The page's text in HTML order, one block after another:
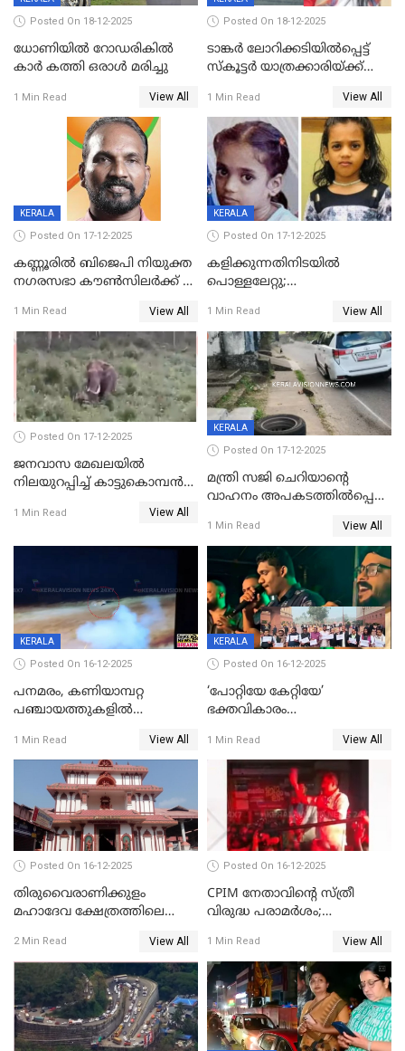
Posted On 18-12-2025
ധോണിയിൽ റോഡരികിൽ
കാർ കത്തി ഒരാൾ മരിച്ചു
1 Min Read View All
Posted On 18-12-2025
ടാങ്കർ ലോറിക്കടിയിൽപ്പെട്ട്
സ്കൂട്ടർ യാത്രക്കാരിയ്ക്ക്
കണ്ടോത്ത് ദേശീയ പാതയിൽ
1 Min Read View All
KERALA
Posted On 17-12-2025
കണ്ണൂരിൽ ബിജെപി നിയുക്ത
നഗരസഭാ കൗൺസിലർക്ക് 36
1 Min Read View All
KERALA
Posted On 17-12-2025
കളിക്കുന്നതിനിടയിൽ
പൊള്ളലേറ്റു;
ക്ലാസ് വിദ്യാർത്ഥിനി മരിച്ചു
1 Min Read View All
Posted On 17-12-2025
ജനവാസ മേഖലയില്‍
നിലയുറപ്പിച്ച് കാട്ടുകൊമ്പന്‍
1 Min Read View All
KERALA
Posted On 17-12-2025
മന്ത്രി സജി ചെറിയാന്റെ
വാഹനം അപകടത്തിൽപ്പെട്ടു;
രക്ഷപ്പെട്ടത് തലനാരിടയ്ക്ക്
1 Min Read View All
KERALA
Posted On 16-12-2025
പനമരം, കണിയാമ്പറ്റ
പഞ്ചായത്തുകളിൽ
സ്ഥാപനങ്ങൾക്ക് അവധി
1 Min Read View All
KERALA
Posted On 16-12-2025
‘പോറ്റിയേ കേറ്റിയേ’
ഭക്തവികാരം
ഡിജിപിക്ക് പരാതി; ശക്തമായ
നടപടി വേണമെന്നു
സിപിഐഎമ്മും
1 Min Read View All
Posted On 16-12-2025
തിരുവൈരാണിക്കുളം
മഹാദേവ ക്ഷേത്രത്തിലെ
ജനുവരി 2 ന് തുടക്കമാകും
2 Min Read View All
Posted On 16-12-2025
CPIM നേതാവിൻ്റെ സ്ത്രീ
വിരുദ്ധ പരാമർശം;
1 Min Read View All